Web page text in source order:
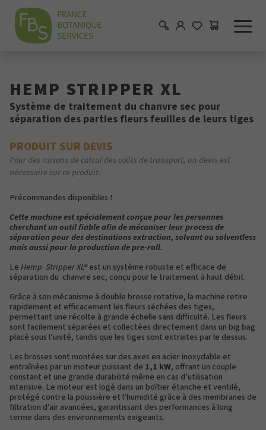
HEMP STRIPPER XL
Système de traitement du chanvre sec pour
séparation des parties fleurs feuilles de leurs tiges
PRODUIT SUR DEVIS
Pour des raisons de calcul des coûts de transport, un devis est
nécessaire sur ce produit.
Précommandes disponibles !
Cette machine est spécialement conçue pour les personnes
cherchant un outil fiable afin de mécaniser leur process de
séparation pour des destinations extraction, solvant ou solventless
mais aussi pour la production de pre-roll.
LeHemp Stripper XL®est un système robuste et efficace de
séparation du chanvre sec, conçu pour le traitement à haut débit.
Grâce à son mécanisme à double brosse rotative, la machine retire
rapidement et efficacement les fleurs séchées des tiges,
permettant une récolte à grande échelle sans difficulté. Les fleurs
sont facilement séparées et collectées directement dans un big bag
placé sous l’unité, tandis que les tiges sont extraites par le dessus.
Les brosses sont montées sur des axes en acier inoxydable et
entraînées par un moteur puissant de 1,1 kW, offrant un couple
constant et une grande durabilité même en cas d’utilisation
intensive. Le moteur est logé dans un boîtier étanche et ventilé,
protégé contre la poussière et l’humidité grâce à des membranes de
filtration d’air avancées, garantissant des performances à long
terme dans des environnements exigeants.